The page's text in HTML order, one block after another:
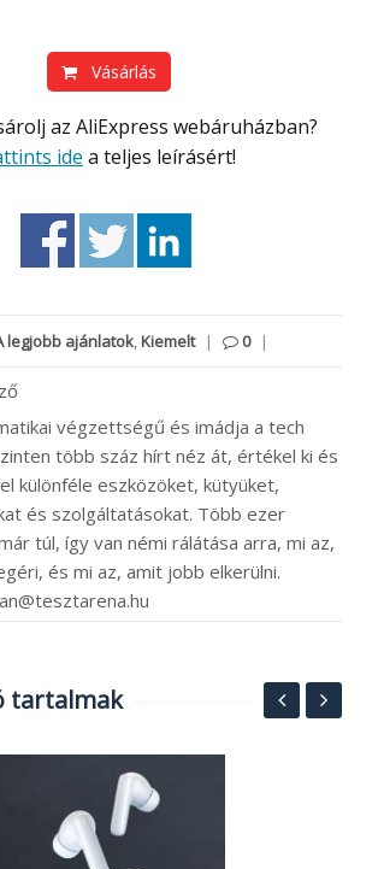
Vásárlás
az AliExpress webáruházban?
ide a teljes leírásért!
legjobb ajánlatok,Kiemelt | 0 |
végzettségű és imádja a tech
több száz hírt néz át, értékel ki és
különféle eszközöket, kütyüket,
és szolgáltatásokat. Több ezer
túl, így van némi rálátása arra, mi az,
és mi az, amit jobb elkerülni.
tartalmak